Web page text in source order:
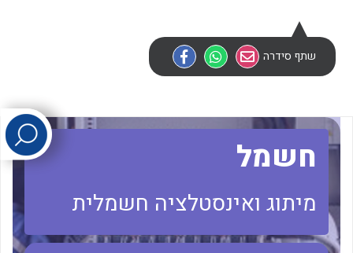
לכל מוצרי היצרן
לכל מוצרי היצרן לכל מוצרי היצרן
שתף סידרה
חשמל
מיתוג ואינסטלציה חשמלית